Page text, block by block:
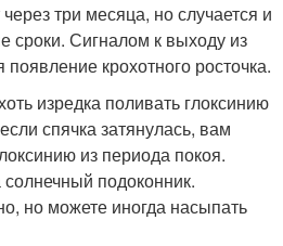
три месяца, но случается и
сроки. Сигналом к выходу из
крохотного росточка.
изредка поливать глоксинию
спячка затянулась, вам
из периода покоя.
подоконник.
но можете иногда насыпать